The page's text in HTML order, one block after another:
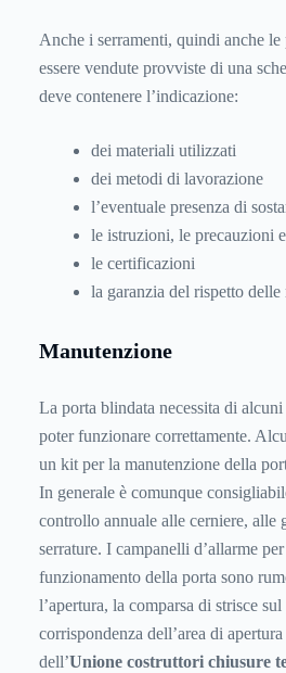
Anche i serramenti, quindi anche
essere vendute provviste di una
deve contenere l’indicazione:
dei materiali utilizzati
dei metodi di lavorazione
l’eventuale presenza di
le istruzioni, le precauzioni
le certificazioni
la garanzia del rispetto
Manutenzione
La porta blindata necessita di
poter funzionare correttamente.
un kit per la manutenzione della
In generale è comunque
controllo annuale alle cerniere, alle
serrature. I campanelli d’allarme
funzionamento della porta sono
l’apertura, la comparsa di strisce
corrispondenza dell’area di
dell’Unione costruttori chiusure